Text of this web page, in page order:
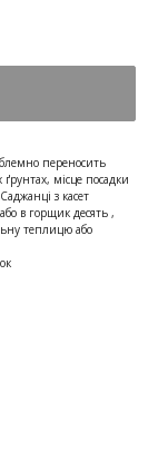
переносить
місце посадки
з касет
в горщик десять ,
теплицю або